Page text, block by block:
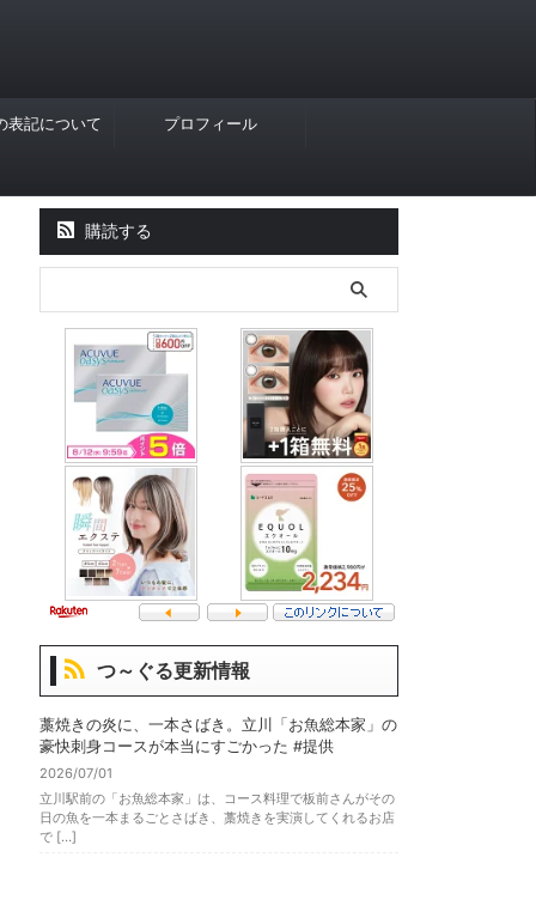
表記について プロフィール
購読する
つ～ぐる更新情報
藁焼きの炎に、一本さばき。立川「お魚総本家」の
豪快刺身コースが本当にすごかった #提供
2026/07/01
立川駅前の「お魚総本家」は、コース料理で板前さんがその
日の魚を一本まるごとさばき、藁焼きを実演してくれるお店
で […]